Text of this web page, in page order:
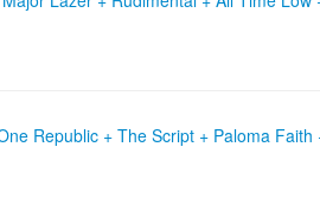
Republic + The Script + Paloma